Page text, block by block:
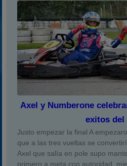
Axel y Numberone
exitos del
Justo empezar la final A
que a las tres vueltas se
Axel que salía en pole supo
primero a meta con autoridad,